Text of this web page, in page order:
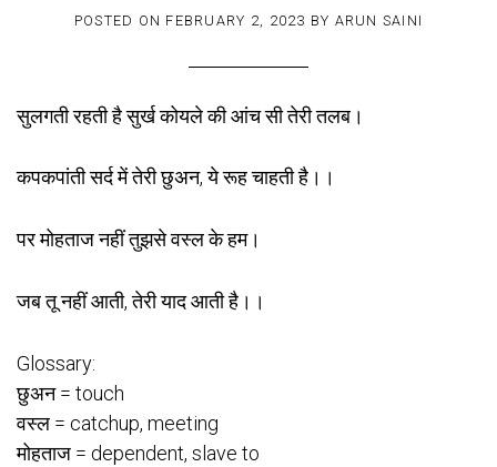
POSTED ON FEBRUARY 2, 2023 BY ARUN SAINI
सुलगती रहती है सुर्ख कोयले की आंच सी तेरी तलब।
कपकपांती सर्द में तेरी छुअन, ये रूह चाहती है।।
पर मोहताज नहीं तुझसे वस्ल के हम।
जब तू नहीं आती, तेरी याद आती है।।
Glossary:
छुअन = touch
वस्ल = catchup, meeting
मोहताज = dependent, slave to